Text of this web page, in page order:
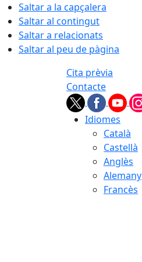
Saltar a la capçalera
Saltar al contingut
Saltar a relacionats
Saltar al peu de pàgina
Cita prèvia
Contacte
Idiomes
Català
Castellà
Anglès
Alemany
Francès